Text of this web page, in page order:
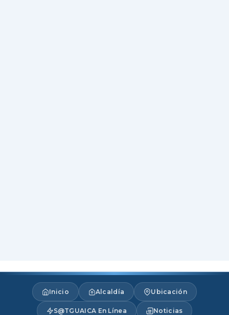
Inicio Alcaldía Ubicación
S@TGUAICA En Línea Noticias